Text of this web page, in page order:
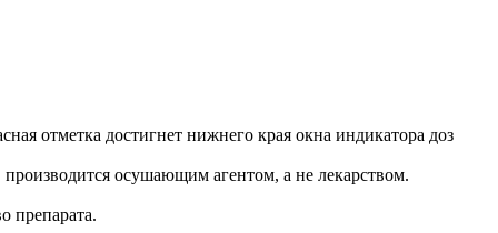
отметка достигнет нижнего края окна индикатора доз
производится осушающим агентом, а не лекарством.
препарата.